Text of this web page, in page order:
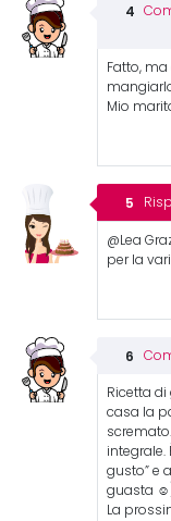
Fatto,
Mio
@Lea
per la
Ricetta
casa la
integrale.
gusto” e
guasta
La